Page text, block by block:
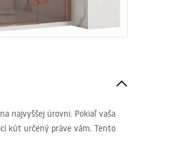
najvyššej úrovni. Pokiaľ vaša
kút určený práve vám. Tento